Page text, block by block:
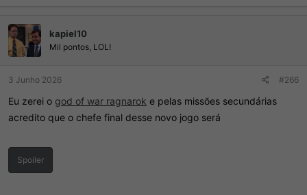
õ
e
s
kapiel10
Mil pontos, LOL!
3 Junho 2026 #266
Eu zerei o god of war ragnarok e pelas missões secundárias
acredito que o chefe final desse novo jogo será
Spoiler